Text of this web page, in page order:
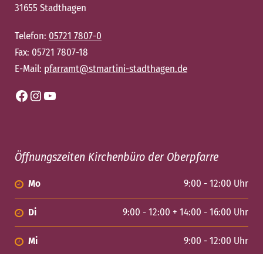
31655 Stadthagen
Telefon: 05721 7807-0
Fax: 05721 7807-18
E-Mail: pfarramt@stmartini-stadthagen.de
Facebook Instagram YouTube
Öffnungszeiten Kirchenbüro der Oberpfarre
Mo 9:00 - 12:00 Uhr
Di 9:00 - 12:00 + 14:00 - 16:00 Uhr
Mi 9:00 - 12:00 Uhr